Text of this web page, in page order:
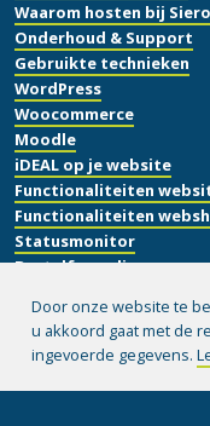
Door onze website te
u akkoord gaat met de
ingevoerde gegevens.
Waarom hosten bij
Onderhoud & Support
Gebruikte technieken
WordPress
Woocommerce
Moodle
iDEAL op je website
Functionaliteiten
Functionaliteiten
Statusmonitor
Bestelformulier
© 1999-2026 Sieronline B.V.